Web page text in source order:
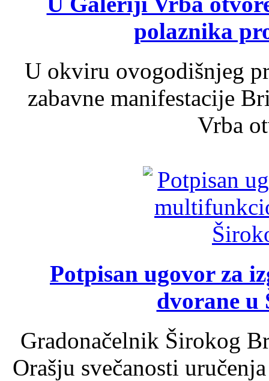
polaznika
U okviru ovogodišnjeg
zabavne manifestacije
Vrba
Potpisan ugovor za
dvorane u
Gradonačelnik Širokog
Orašju svečanosti